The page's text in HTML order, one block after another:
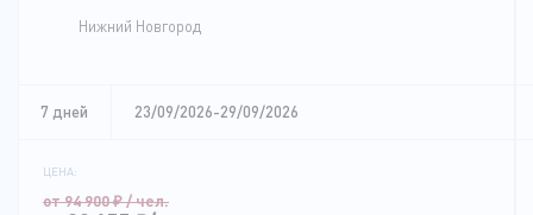
Нижний Новгород
7 дней 23/09/2026-29/09/2026
ЦЕНА:
от 94 900₽/ чел.